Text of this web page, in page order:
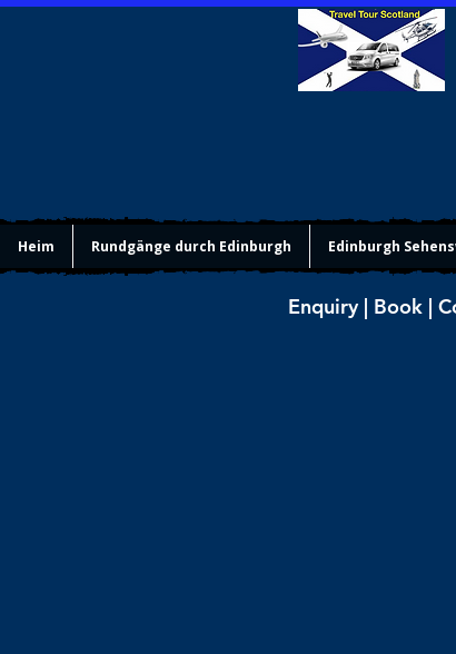
Heim Rundgänge durch Edinburgh Edinburgh
Enquiry | Book |